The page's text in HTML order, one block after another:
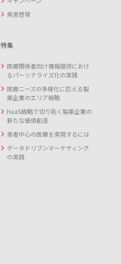
疾患啓発
特集
医療関係者向け情報提供におけ
るパーソナライズ化の実践
医療ニーズの多様化に応える製
薬企業のエリア戦略
HaaS戦略で切り拓く製薬企業の
新たな価値創造
患者中心の医療を実現するには
データドリブンマーケティング
の実践